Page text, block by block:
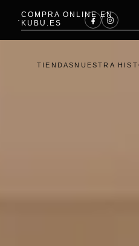
·
COMPRA ONLINE EN
KUBU.ES
TIENDAS NUESTRA